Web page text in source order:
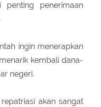
penerimaan
ingin menerapkan
kembali dana-
negeri.
akan sangat